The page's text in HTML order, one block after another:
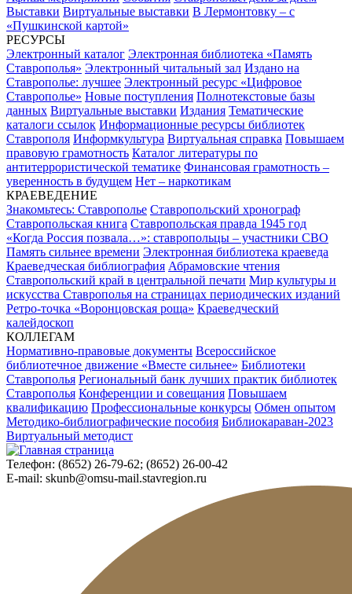
Выставки Виртуальные выставки В Лермонтовку – с
«Пушкинской картой»
РЕСУРСЫ
Электронный каталог Электронная библиотека «Память
Ставрополья» Электронный читальный зал Издано на
Ставрополье: лучшее Электронный ресурс «Цифровое
Ставрополье» Новые поступления Полнотекстовые базы
данных Виртуальные выставки Издания Тематические
каталоги ссылок Информационные ресурсы библиотек
Ставрополя Информкультура Виртуальная справка Повышаем
правовую грамотность Каталог литературы по
антитеррористической тематике Финансовая грамотность –
уверенность в будущем Нет – наркотикам
КРАЕВЕДЕНИЕ
Знакомьтесь: Ставрополье Ставропольский хронограф
Ставропольская книга Ставропольская правда 1945 год
«Когда Россия позвала…»: ставропольцы – участники СВО
Память сильнее времени Электронная библиотека краеведа
Краеведческая библиография Абрамовские чтения
Ставропольский край в центральной печати Мир культуры и
искусства Ставрополья на страницах периодических изданий
Ретро-точка «Воронцовская роща» Краеведческий
калейдоскоп
КОЛЛЕГАМ
Нормативно-правовые документы Всероссийское
библиотечное движение «Вместе сильнее» Библиотеки
Ставрополья Региональный банк лучших практик библиотек
Ставрополья Конференции и совещания Повышаем
квалификацию Профессиональные конкурсы Обмен опытом
Методико-библиографические пособия Библиокараван-2023
Виртуальный методист
Телефон: (8652) 26-79-62; (8652) 26-00-42
E-mail: skunb@omsu-mail.stavregion.ru